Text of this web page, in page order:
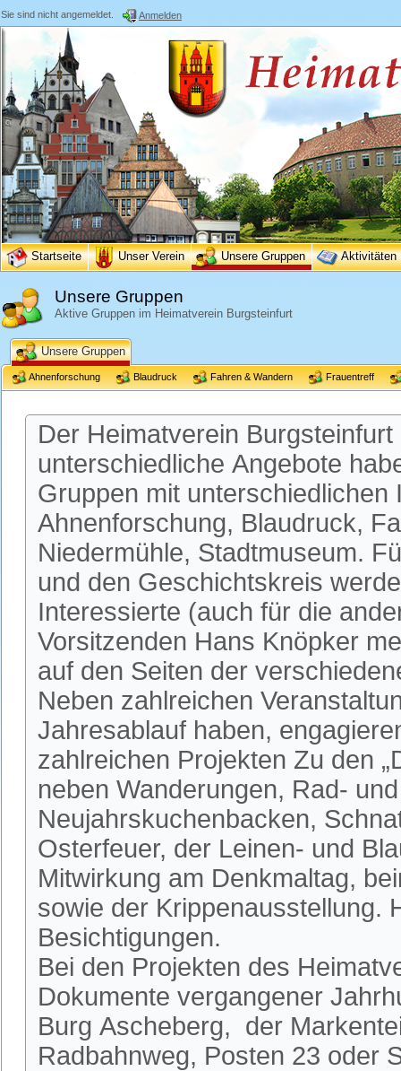
Sie sind nicht angemeldet. Anmelden
Startseite Unser Verein Unsere Gruppen Aktivitäten
Unsere Gruppen
Aktive Gruppen im Heimatverein Burgsteinfurt
Unsere Gruppen
Ahnenforschung Blaudruck Fahren & Wandern Frauentreff
Der Heimatverein
unterschiedliche Angebote
Gruppen mit
Ahnenforschung, Blaudruck,
Niedermühle, Stadtmuseum.
und den Geschichtskreis
Interessierte (auch für die
Vorsitzenden Hans Knöpker
auf den Seiten der
Neben zahlreichen
Jahresablauf haben,
zahlreichen Projekten Zu den
neben Wanderungen, Rad-
Neujahrskuchenbacken,
Osterfeuer, der Leinen- und
Mitwirkung am Denkmaltag,
sowie der Krippenausstellung.
Besichtigungen.
Bei den Projekten des
Dokumente vergangener
Burg Ascheberg, der
Radbahnweg, Posten 23 oder